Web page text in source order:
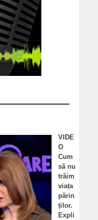
VIDE
O
Cum
să nu
trăim
viața
părin
ților.
Expli